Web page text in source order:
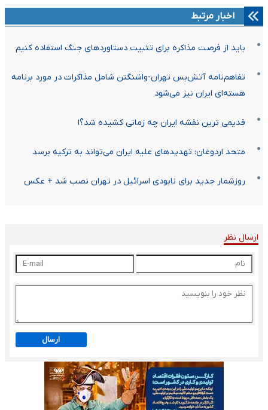
اخبار مرتبط
باید از فرصت مذاکره برای تثبیت دستاوردهای جنگ استفاده کنیم
تفاهم‌نامه آتش‌بس تهران-واشنگتن شامل مذاکرات در مورد برنامه
هسته‌ای ایران نیز می‌شود
قدیمی ترین نقشه ایران چه زمانی کشیده شد؟ا
متحد اردوغان: تهدیدهای علیه ایران می‌تواند به ترکیه برسد
روزشمار جدید برای نابودی اسرائیل در تهران نصب شد + عکس
ارسال نظر
ارسال